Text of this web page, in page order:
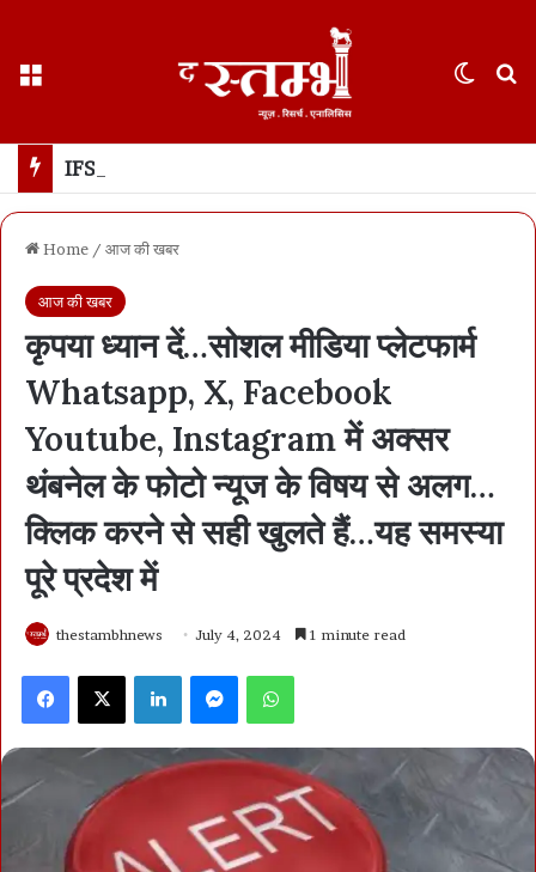
Home / आज की खबर
आज की खबर
कृपया ध्यान दें…सोशल मीडिया प्लेटफार्म
Whatsapp, X, Facebook
Youtube, Instagram में अक्सर
थंबनेल के फोटो न्यूज के विषय से अलग…
क्लिक करने से सही खुलते हैं…यह समस्या
पूरे प्रदेश में
thestambhnews July 4, 2024 1 minute read
Facebook X LinkedIn